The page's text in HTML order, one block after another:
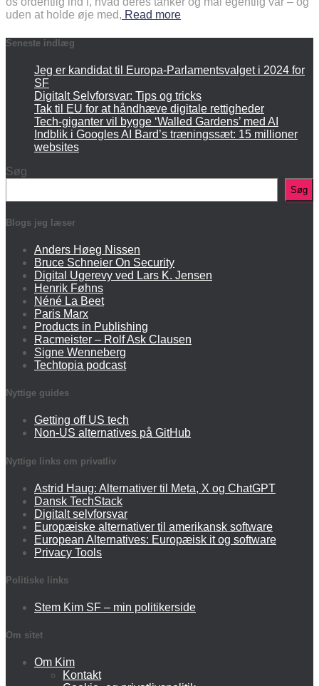
uden at holde øje med, Read more
Seneste indlæg
Jeg er kandidat til Europa-Parlamentsvalget i 2024 for
SF
Digitalt Selvforsvar: Tips og tricks
Tak til EU for at håndhæve digitale rettigheder
Tech-giganter vil bygge ‘Walled Gardens’ med AI
Indblik i Googles AI Bard’s træningssæt: 15 millioner
websites
Søg
Søg
Blogs jeg læser
Anders Høeg Nissen
Bruce Schneier On Security
Digital Ugerevy ved Lars K. Jensen
Henrik Føhns
Néné La Beet
Paris Marx
Products in Publishing
Racmeister – Rolf Ask Clausen
Signe Wenneberg
Techtopia podcast
Nyttige guides
Getting off US tech
Non-US alternatives på GitHub
Nyttige links om privatliv
Astrid Haug: Alternativer til Meta, X og ChatGPT
Dansk TechStack
Digitalt selvforsvar
Europæiske alternativer til amerikansk software
European Alternatives: Europæisk it og software
Privacy Tools
Politiske links
Stem Kim SF – min politikerside
Om sitet
Om Kim
Kontakt